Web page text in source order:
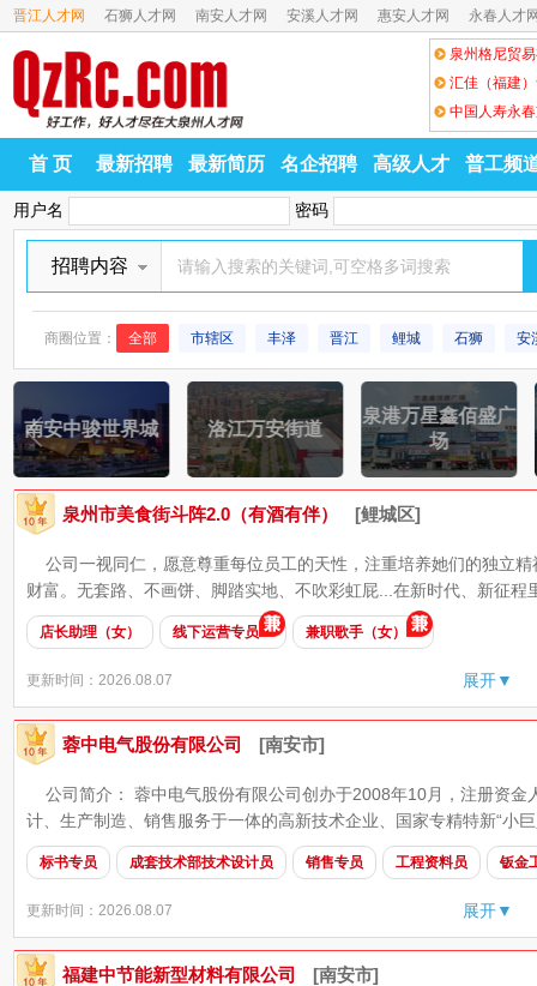
晋江人才网 石狮人才网 南安人才网 安溪人才网 惠安人才网 永春人才
福建省泉高
泉州泰美塑
福建建登集团
首 页 最新招聘 最新简历 名企招聘 高级人才 普工频
用户名 密码
招聘内容
商圈位置： 全部 市辖区 丰泽 晋江 鲤城 石狮 安
南安中骏世界城 洛江万安街道
泉港万星鑫佰盛广
场
泉州市美食街斗阵2.0（有酒有伴） [鲤城区]
公司一视同仁，愿意尊重每位员工的天性，注重培养她们的独立
财富。无套路、不画饼、脚踏实地、不吹彩虹屁...在新时代、新征
店长助理（女） 线下运营专员 兼职歌手（女）
更新时间：2026.08.07 展开▼
蓉中电气股份有限公司 [南安市]
公司简介： 蓉中电气股份有限公司创办于2008年10月，注册资金
计、生产制造、销售服务于一体的高新技术企业、国家专精特新“小
标书专员 成套技术部技术设计员 销售专员 工程资料员 钣金
更新时间：2026.08.07 展开▼
福建中节能新型材料有限公司 [南安市]